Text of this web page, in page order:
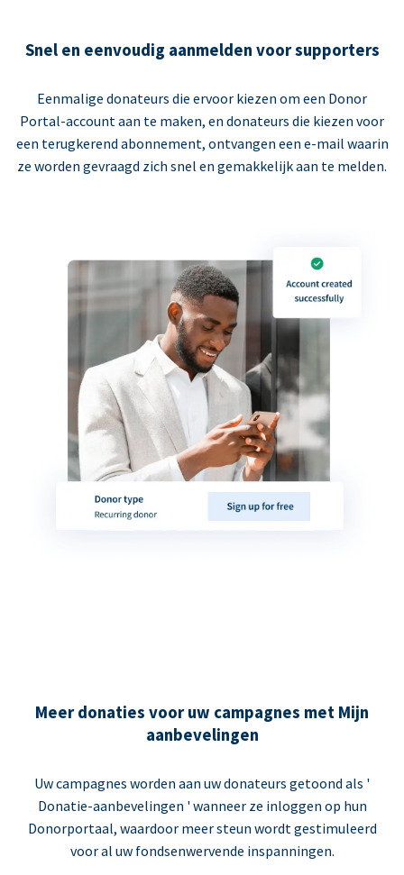
Snel en eenvoudig aanmelden voor supporters
Eenmalige donateurs die ervoor kiezen om een Donor
Portal-account aan te maken, en donateurs die kiezen voor
een terugkerend abonnement, ontvangen een e-mail waarin
ze worden gevraagd zich snel en gemakkelijk aan te melden.
Meer donaties voor uw campagnes met Mijn
aanbevelingen
Uw campagnes worden aan uw donateurs getoond als '
Donatie-aanbevelingen ' wanneer ze inloggen op hun
Donorportaal, waardoor meer steun wordt gestimuleerd
voor al uw fondsenwervende inspanningen.